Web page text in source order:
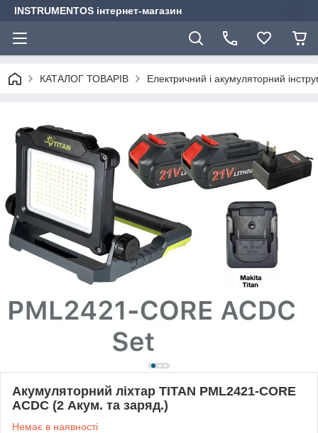
INSTRUMENTOS інтернет-магазин
КАТАЛОГ ТОВАРІВ Електричний і акумуляторний
Акумуляторний ліхтар TITAN PML2421-CORE
ACDC (2 Акум. та заряд.)
Немає в наявності